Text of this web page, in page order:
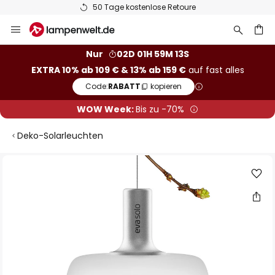
50 Tage kostenlose Retoure
Inhalt
Nur
02D 01H 59M 12S
EXTRA 10% ab 109 € & 13% ab 159 €auf fast alles
Code:RABATT kopieren
WOW Week:Bis zu -70%
Deko-Solarleuchten